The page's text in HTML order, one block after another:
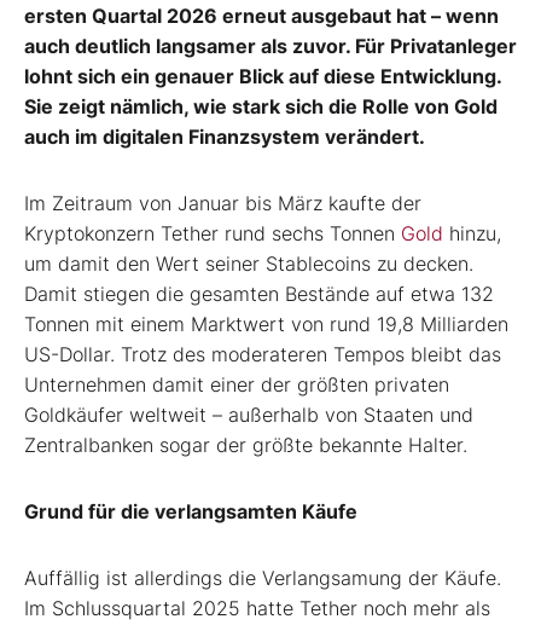
ersten Quartal 2026 erneut ausgebaut hat – wenn
auch deutlich langsamer als zuvor. Für Privatanleger
lohnt sich ein genauer Blick auf diese Entwicklung.
Sie zeigt nämlich, wie stark sich die Rolle von Gold
auch im digitalen Finanzsystem verändert.
Im Zeitraum von Januar bis März kaufte der
Kryptokonzern Tether rund sechs Tonnen Gold hinzu,
um damit den Wert seiner Stablecoins zu decken.
Damit stiegen die gesamten Bestände auf etwa 132
Tonnen mit einem Marktwert von rund 19,8 Milliarden
US-Dollar. Trotz des moderateren Tempos bleibt das
Unternehmen damit einer der größten privaten
Goldkäufer weltweit – außerhalb von Staaten und
Zentralbanken sogar der größte bekannte Halter.
Grund für die verlangsamten Käufe
Auffällig ist allerdings die Verlangsamung der Käufe.
Im Schlussquartal 2025 hatte Tether noch mehr als